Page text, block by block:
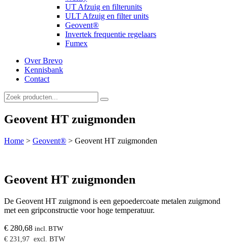
UT Afzuig en filterunits
ULT Afzuig en filter units
Geovent®
Invertek frequentie regelaars
Fumex
Over Brevo
Kennisbank
Contact
Geovent HT zuigmonden
Home > Geovent® > Geovent HT zuigmonden
Geovent HT zuigmonden
De Geovent HT zuigmond is een gepoedercoate metalen zuigmond
met een gripconstructie voor hoge temperatuur.
€ 280,68 incl. BTW
€ 231,97 excl. BTW